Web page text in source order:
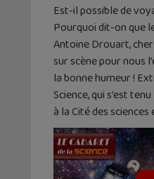
Est-il possible de
Pourquoi dit-on que
Antoine Drouart,
sur scène pour nous
la bonne humeur !
Science, qui s’est
à la Cité des sciences